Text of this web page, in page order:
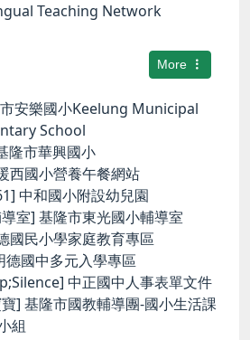
Teaching Network
More
安樂國小Keelung Municipal
School
隆市華興國小
西國小營養午餐網站
中和國小附設幼兒園
室] 基隆市東光國小輔導室
國民小學家庭教育專區
國中多元入學專區
中正國中人事表單文件
] 基隆市國教輔導團-國小生活課
組